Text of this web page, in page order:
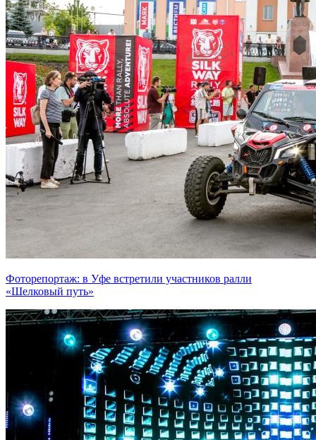
Фоторепортаж: в Уфе встретили участников ралли
«Шелковый путь»